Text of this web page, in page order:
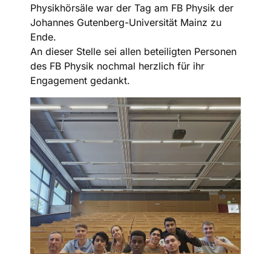
Physikhörsäle war der Tag am FB Physik der
Johannes Gutenberg-Universität Mainz zu
Ende.
An dieser Stelle sei allen beteiligten Personen
des FB Physik nochmal herzlich für ihr
Engagement gedankt.